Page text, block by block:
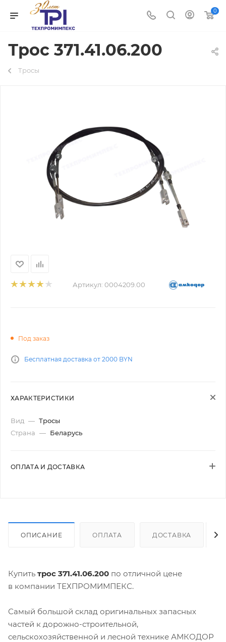
0
Трос 371.41.06.200
Тросы
Артикул: 0004209.00
Под заказ
Бесплатная доставка от 2000 BYN
ХАРАКТЕРИСТИКИ
Вид — Тросы
Страна — Беларусь
ОПЛАТА И ДОСТАВКА
ОПИСАНИЕ ОПЛАТА ДОСТАВКА
Купить трос 371.41.06.200 по отличной цене
в компании ТЕХПРОМИМПЕКС.
Самый большой склад оригинальных запасных
частей к дорожно-строительной,
сельскохозяйственной и лесной технике АМКОДОР